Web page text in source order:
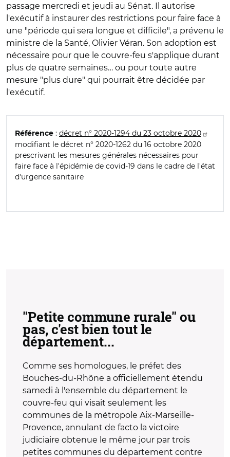
passage mercredi et jeudi au Sénat. Il autorise
l'exécutif à instaurer des restrictions pour faire face à
une "période qui sera longue et difficile", a prévenu le
ministre de la Santé, Olivier Véran. Son adoption est
nécessaire pour que le couvre-feu s'applique durant
plus de quatre semaines… ou pour toute autre
mesure "plus dure" qui pourrait être décidée par
l'exécutif.
Référence : décret n° 2020-1294 du 23 octobre 2020
modifiant le décret n° 2020-1262 du 16 octobre 2020
prescrivant les mesures générales nécessaires pour
faire face à l'épidémie de covid-19 dans le cadre de l'état
d'urgence sanitaire
"Petite commune rurale" ou
pas, c'est bien tout le
département...
Comme ses homologues, le préfet des
Bouches-du-Rhône a officiellement étendu
samedi à l'ensemble du département le
couvre-feu qui visait seulement les
communes de la métropole Aix-Marseille-
Provence, annulant de facto la victoire
judiciaire obtenue le même jour par trois
petites communes du département contre